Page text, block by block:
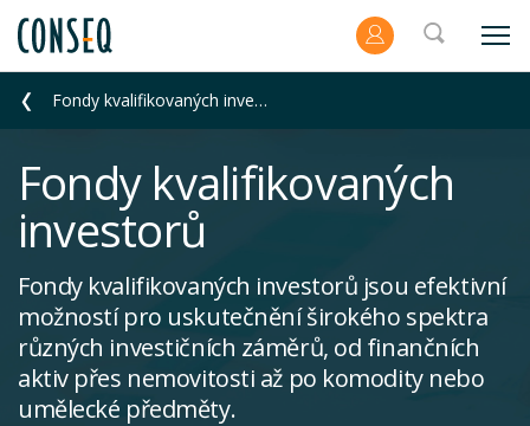
Fondy kvalifikovaných investorů
Fondy kvalifikovaných
investorů
Fondy kvalifikovaných investorů jsou efektivní
možností pro uskutečnění širokého spektra
různých investičních záměrů, od finančních
aktiv přes nemovitosti až po komodity nebo
umělecké předměty.